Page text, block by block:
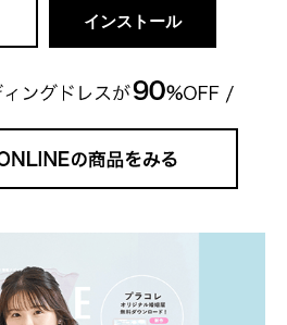
インストール